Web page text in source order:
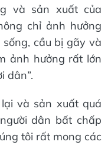
và sản xuất của
chỉ ảnh hưởng
cầu bị gãy và
ảnh hưởng rất lớn
dân”.
và sản xuất quá
dân bất chấp
tôi rất mong các